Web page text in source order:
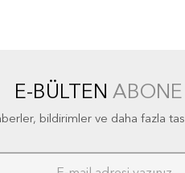
E-BÜLTEN
bildirimler ve daha fazla